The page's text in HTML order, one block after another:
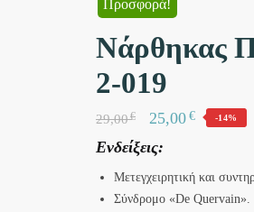
Προσφορά!
Νάρθηκας
2-019
29,00€ 25,00€ -14%
Ενδείξεις:
Μετεγχειρητική και
Σύνδρομο «De Quervain».